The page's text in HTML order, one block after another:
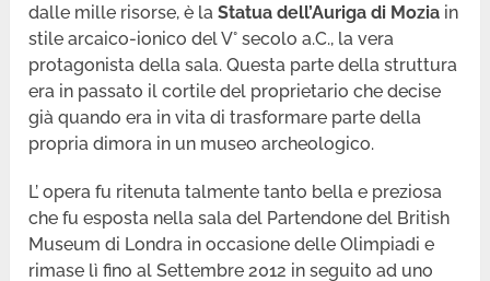
dalle mille risorse, è la Statua dell’Auriga di Mozia in
stile arcaico-ionico del V° secolo a.C., la vera
protagonista della sala. Questa parte della struttura
era in passato il cortile del proprietario che decise
già quando era in vita di trasformare parte della
propria dimora in un museo archeologico.
L’ opera fu ritenuta talmente tanto bella e preziosa
che fu esposta nella sala del Partendone del British
Museum di Londra in occasione delle Olimpiadi e
rimase lì fino al Settembre 2012 in seguito ad uno